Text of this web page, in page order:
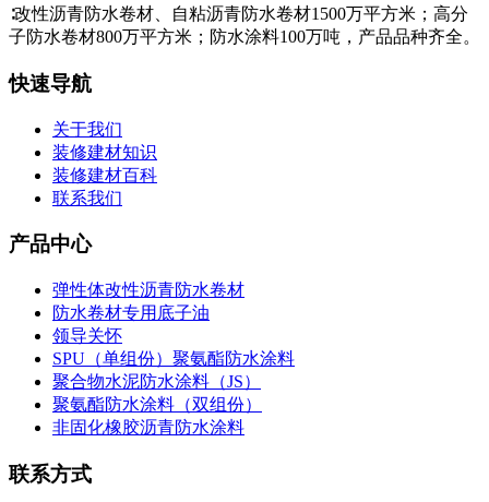
∶改性沥青防水卷材、自粘沥青防水卷材1500万平方米；高分
子防水卷材800万平方米；防水涂料100万吨，产品品种齐全。
快速导航
关于我们
装修建材知识
装修建材百科
联系我们
产品中心
弹性体改性沥青防水卷材
防水卷材专用底子油
领导关怀
SPU（单组份）聚氨酯防水涂料
聚合物水泥防水涂料（JS）
聚氨酯防水涂料（双组份）
非固化橡胶沥青防水涂料
联系方式